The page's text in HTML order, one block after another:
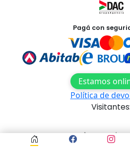
Pagá con
Estamos
Política de
Visitantes:
Acceso al